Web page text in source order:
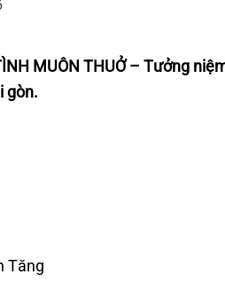
MUÔN THUỞ – Tưởng
gòn.
Tăng